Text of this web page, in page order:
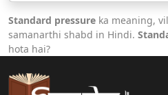
Standard pressure ka meaning,
samanarthi shabd in Hindi.
hota hai?